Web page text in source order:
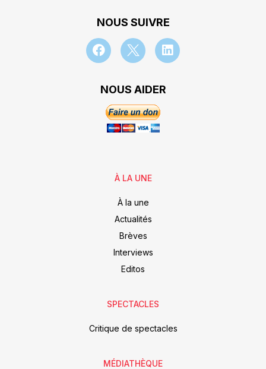
NOUS SUIVRE
NOUS AIDER
À LA UNE
À la une
Actualités
Brèves
Interviews
Editos
SPECTACLES
Critique de spectacles
MÉDIATHÈQUE